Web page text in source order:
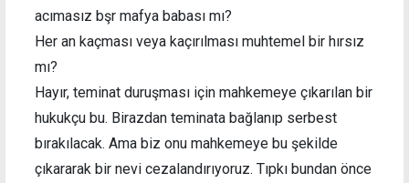
acımasız bşr mafya babası mı?
Her an kaçması veya kaçırılması muhtemel bir hırsız
mı?
Hayır, teminat duruşması için mahkemeye çıkarılan bir
hukukçu bu. Birazdan teminata bağlanıp serbest
bırakılacak. Ama biz onu mahkemeye bu şekilde
çıkararak bir nevi cezalandırıyoruz. Tıpkı bundan önce